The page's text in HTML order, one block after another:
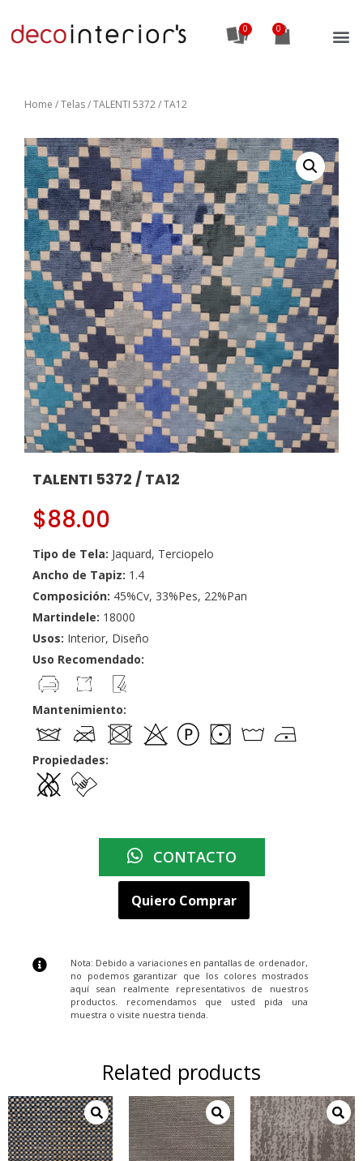
0
Home /Telas/ TALENTI 5372 / TA12
TALENTI 5372 / TA12
$88.00
Tipo de Tela: Jaquard, Terciopelo
Ancho de Tapiz: 1.4
Composición: 45%Cv, 33%Pes, 22%Pan
Martindele: 18000
Usos: Interior, Diseño
Uso Recomendado:
Mantenimiento:
Propiedades:
CONTACTO
Quiero Comprar
Nota: Debido a variaciones en pantallas de ordenador,
no podemos garantizar que los colores mostrados
aquí sean realmente representativos de nuestros
productos. recomendamos que usted pida una
muestra o visite nuestra tienda.
Related products